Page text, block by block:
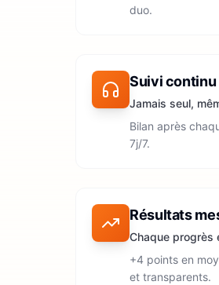
duo.
Suivi
Jamais seul,
Bilan après
7j/7.
Résultats
Chaque progrès
+4 points en
et transparents.